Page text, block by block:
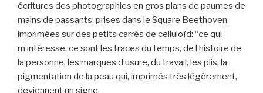
écritures des photographies en gros plans de paumes de
mains de passants, prises dans le Square Beethoven,
imprimées sur des petits carrés de celluloïd: “ce qui
m’intéresse, ce sont les traces du temps, de l’histoire de
la personne, les marques d’usure, du travail, les plis, la
pigmentation de la peau qui, imprimés très légèrement,
deviennent un signe